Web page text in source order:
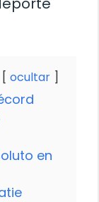
ocultar
en